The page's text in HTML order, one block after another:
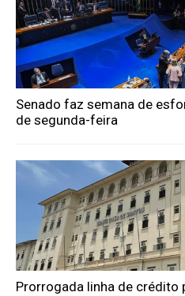
Senado faz semana de
de segunda-feira
Prorrogada linha de crédito